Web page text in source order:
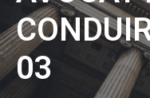
03